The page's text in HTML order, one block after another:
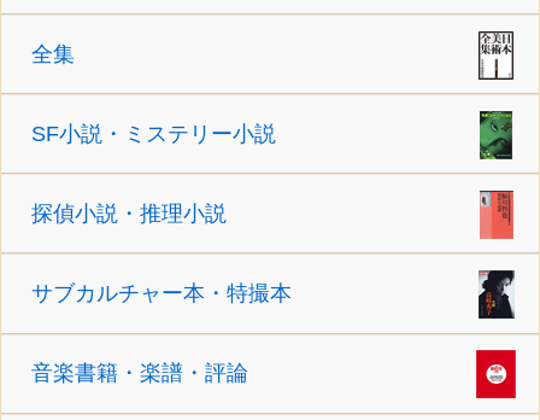
全集
SF小説・ミステリー小説
探偵小説・推理小説
サブカルチャー本・特撮本
音楽書籍・楽譜・評論